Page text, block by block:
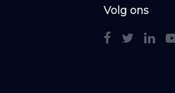
Volg ons